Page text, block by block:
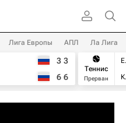
Лига Европы АПЛ Ла Лига
3 3
6 6
Теннис
Прерван